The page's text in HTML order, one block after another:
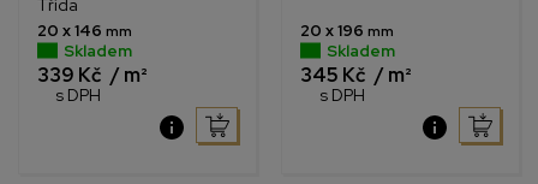
Třída
20 x 146 mm
Skladem
339 Kč
s DPH
/ m²
20 x 196 mm
Skladem
345 Kč
s DPH
/ m²